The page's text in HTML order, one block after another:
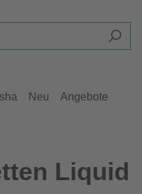
Neu Angebote
Liquid